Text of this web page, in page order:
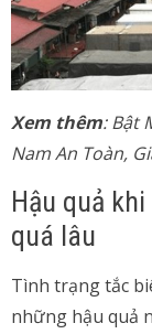
Xem thêm: Bật
Nam An Toàn,
Hậu quả
quá lâu
Tình trạng tắc
những hậu quả